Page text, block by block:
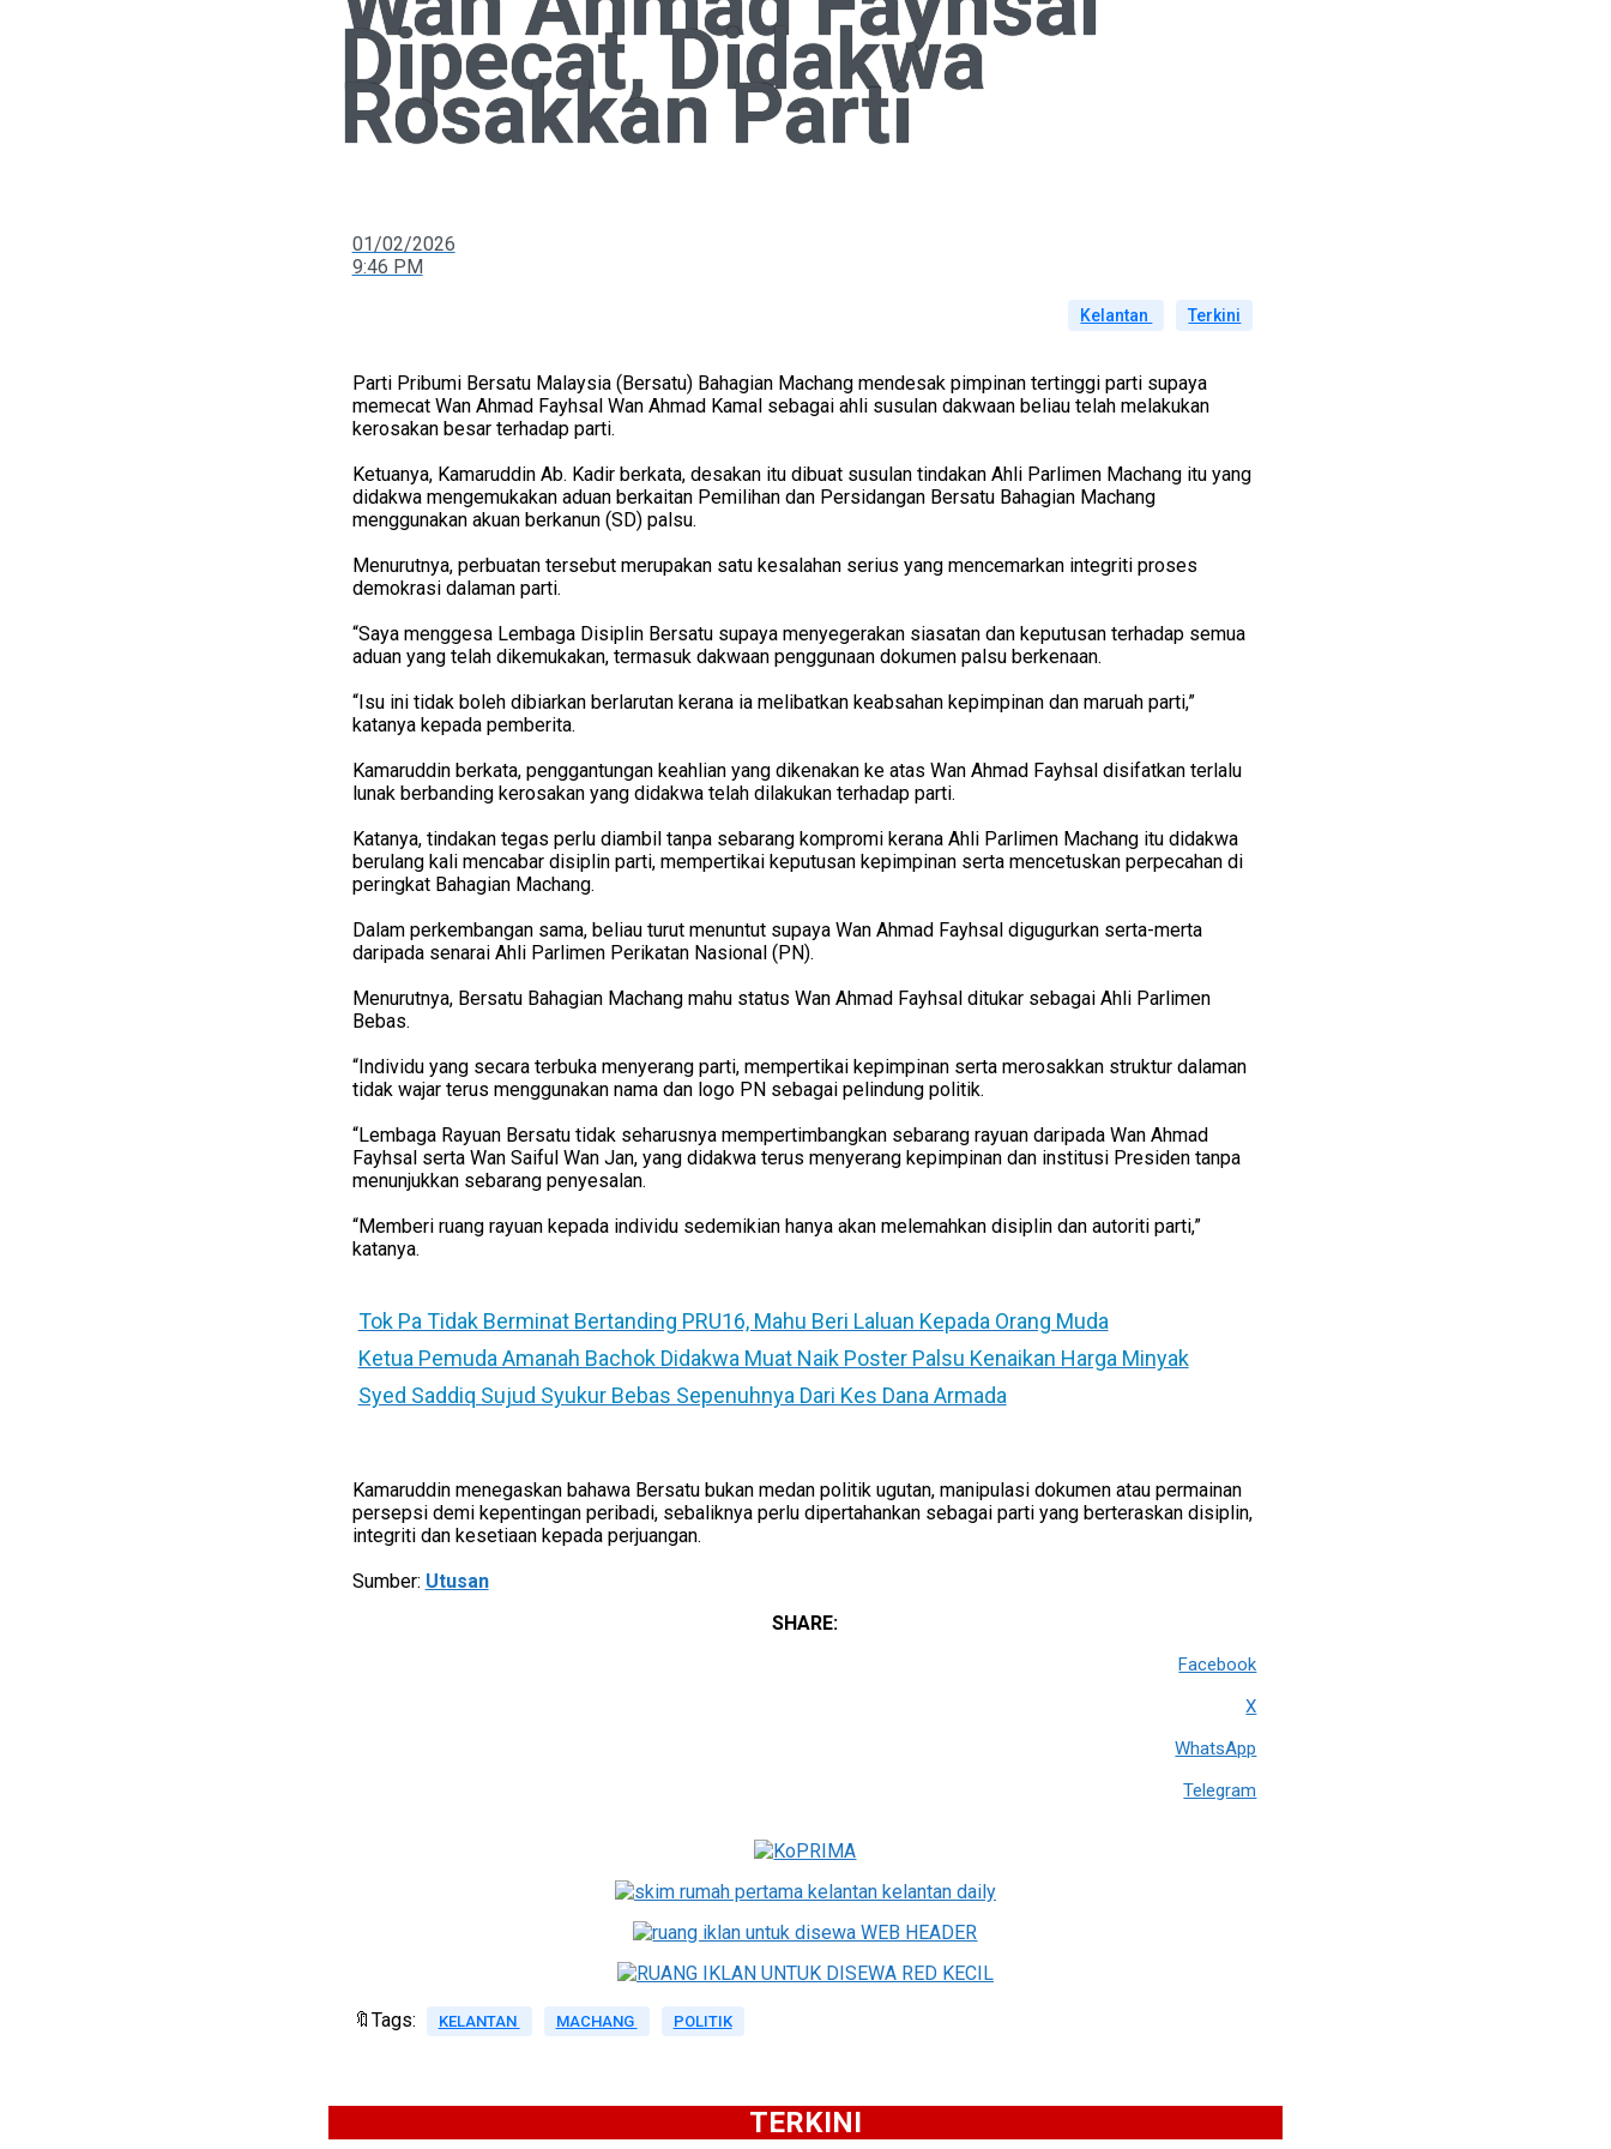
Dipecat, Didakwa
Rosakkan Parti
01/02/2026
9:46 PM
Kelantan Terkini
Parti Pribumi Bersatu Malaysia (Bersatu) Bahagian Machang mendesak pimpinan tertinggi parti supaya
memecat Wan Ahmad Fayhsal Wan Ahmad Kamal sebagai ahli susulan dakwaan beliau telah melakukan
kerosakan besar terhadap parti.
Ketuanya, Kamaruddin Ab. Kadir berkata, desakan itu dibuat susulan tindakan Ahli Parlimen Machang itu yang
didakwa mengemukakan aduan berkaitan Pemilihan dan Persidangan Bersatu Bahagian Machang
menggunakan akuan berkanun (SD) palsu.
Menurutnya, perbuatan tersebut merupakan satu kesalahan serius yang mencemarkan integriti proses
demokrasi dalaman parti.
“Saya menggesa Lembaga Disiplin Bersatu supaya menyegerakan siasatan dan keputusan terhadap semua
aduan yang telah dikemukakan, termasuk dakwaan penggunaan dokumen palsu berkenaan.
“Isu ini tidak boleh dibiarkan berlarutan kerana ia melibatkan keabsahan kepimpinan dan maruah parti,”
katanya kepada pemberita.
Kamaruddin berkata, penggantungan keahlian yang dikenakan ke atas Wan Ahmad Fayhsal disifatkan terlalu
lunak berbanding kerosakan yang didakwa telah dilakukan terhadap parti.
Katanya, tindakan tegas perlu diambil tanpa sebarang kompromi kerana Ahli Parlimen Machang itu didakwa
berulang kali mencabar disiplin parti, mempertikai keputusan kepimpinan serta mencetuskan perpecahan di
peringkat Bahagian Machang.
Dalam perkembangan sama, beliau turut menuntut supaya Wan Ahmad Fayhsal digugurkan serta-merta
daripada senarai Ahli Parlimen Perikatan Nasional (PN).
Menurutnya, Bersatu Bahagian Machang mahu status Wan Ahmad Fayhsal ditukar sebagai Ahli Parlimen
Bebas.
“Individu yang secara terbuka menyerang parti, mempertikai kepimpinan serta merosakkan struktur dalaman
tidak wajar terus menggunakan nama dan logo PN sebagai pelindung politik.
“Lembaga Rayuan Bersatu tidak seharusnya mempertimbangkan sebarang rayuan daripada Wan Ahmad
Fayhsal serta Wan Saiful Wan Jan, yang didakwa terus menyerang kepimpinan dan institusi Presiden tanpa
menunjukkan sebarang penyesalan.
“Memberi ruang rayuan kepada individu sedemikian hanya akan melemahkan disiplin dan autoriti parti,”
katanya.
Tok Pa Tidak Berminat Bertanding PRU16, Mahu Beri Laluan Kepada Orang Muda
Ketua Pemuda Amanah Bachok Didakwa Muat Naik Poster Palsu Kenaikan Harga Minyak
Syed Saddiq Sujud Syukur Bebas Sepenuhnya Dari Kes Dana Armada
Kamaruddin menegaskan bahawa Bersatu bukan medan politik ugutan, manipulasi dokumen atau permainan
persepsi demi kepentingan peribadi, sebaliknya perlu dipertahankan sebagai parti yang berteraskan disiplin,
integriti dan kesetiaan kepada perjuangan.
Sumber: Utusan
SHARE:
Facebook
X
WhatsApp
Telegram
🔖Tags: KELANTAN MACHANG POLITIK
TERKINI